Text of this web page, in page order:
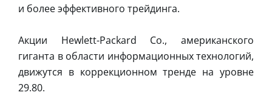
и более эффективного трейдинга.
Акции Hewlett-Packard Co., американского
гиганта в области информационных технологий,
движутся в коррекционном тренде на уровне
29.80.